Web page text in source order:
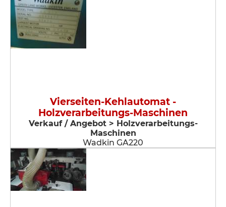
Vierseiten-Kehlautomat -
Holzverarbeitungs-Maschinen
Verkauf / Angebot > Holzverarbeitungs-
Maschinen
Wadkin GA220